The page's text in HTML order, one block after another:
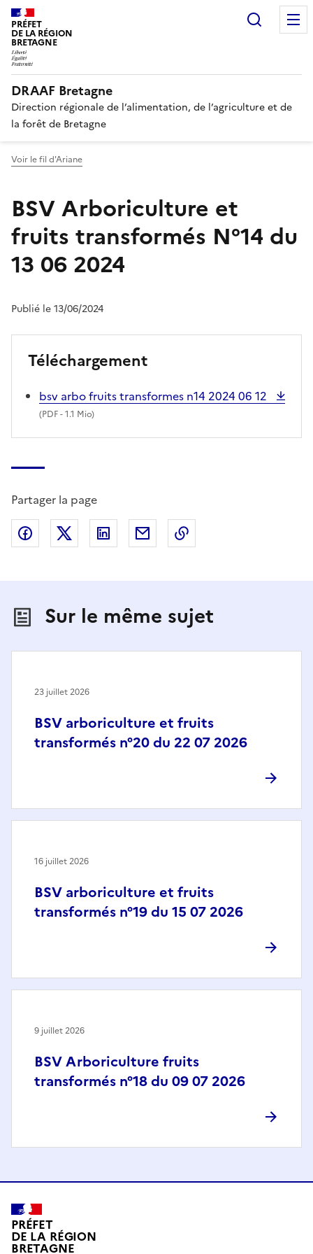
PRÉFET
DE LA RÉGION
BRETAGNE
DRAAF Bretagne
Direction régionale de l’alimentation, de l’agriculture et de
la forêt de Bretagne
Voir le fil d'Ariane
BSV Arboriculture et
fruits transformés N°14 du
13 06 2024
Publié le 13/06/2024
Téléchargement
bsv arbo fruits transformes n14 2024 06 12
(PDF- 1.1 Mio)
Partager la page
Partager sur Facebook
Partager sur X (anciennement Twitter)
Partager sur LinkedIn
Partager par email
Sur le même sujet
BSV arboriculture et fruits
transformés n°20 du 22 07 2026
23 juillet 2026
BSV arboriculture et fruits
transformés n°19 du 15 07 2026
16 juillet 2026
BSV Arboriculture fruits
transformés n°18 du 09 07 2026
9 juillet 2026
PRÉFET
DE LA RÉGION
BRETAGNE